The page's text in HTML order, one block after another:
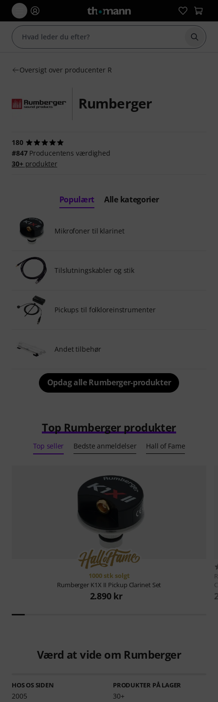
Start
Oversigt over producenter R
Rumberger
180
#847Producentens værdighed
30+produkter
Populært Alle kategorier
Mikrofoner til klarinet
Tilslutningskabler og stik
Pickups til folkloreinstrumenter
Andet tilbehør
Opdag alle Rumberger-produkter
Top Rumberger produkter
Top seller Bedste anmeldelser Hall of Fame
1000 stk solgt
Rumberger K1X II Pickup Clarinet Set
2.890 kr
Værd at vide om Rumberger
HOS OS SIDEN
2005
PRODUKTER PÅ LAGER
30+